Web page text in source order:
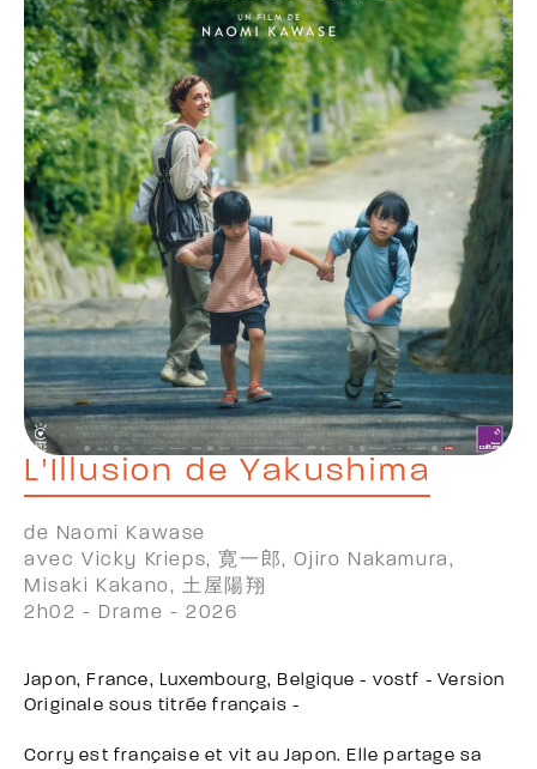
L'Illusion de Yakushima
de Naomi Kawase
avec Vicky Krieps, 寛一郎, Ojiro Nakamura,
Misaki Kakano, 土屋陽翔
2h02 - Drame - 2026
Japon, France, Luxembourg, Belgique - vostf - Version
Originale sous titrée français -
Corry est française et vit au Japon. Elle partage sa